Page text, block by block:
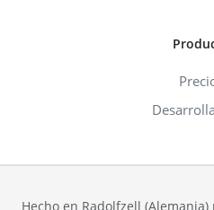
Hecho en Radolfzell (Alemania)